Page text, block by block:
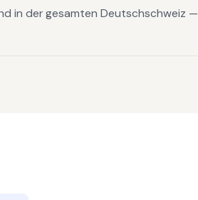
in der gesamten Deutschschweiz —